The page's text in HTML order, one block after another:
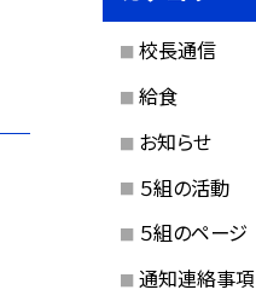
校長通信
給食
お知らせ
５組の活動
５組のページ
通知連絡事項